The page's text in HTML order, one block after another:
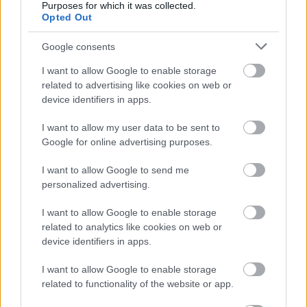
Purposes for which it was collected.
Opted Out
Google consents
I want to allow Google to enable storage
related to advertising like cookies on web or
device identifiers in apps.
I want to allow my user data to be sent to
Google for online advertising purposes.
I want to allow Google to send me
personalized advertising.
I want to allow Google to enable storage
related to analytics like cookies on web or
device identifiers in apps.
I want to allow Google to enable storage
related to functionality of the website or app.
¿Qué centrocampistas son los más favorecidos en
SofaScore?
En esta demarcación hay muchos tipos de jugadores. Los
medios defensivos no suelen recibir grandes valoraciones
salvo que tengan una buena estadística en duelos, entradas
ofensivamente. Pero hay excepciones, como es el caso de
Tchouameni del Real Madrid, Pathé Ciss del Rayo, Agoumé